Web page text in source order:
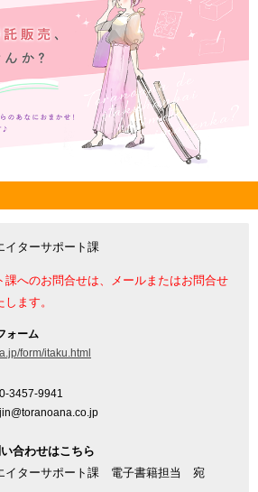
ターサポート課
へのお問合せは、メールまたはお問合せ
ます。
ォーム
form/itaku.html
3457-9941
合わせはこちら
イターサポート課 電子書籍担当 宛